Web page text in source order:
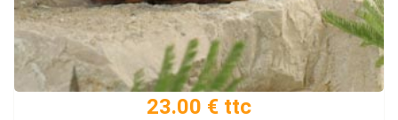
23.00 € ttc